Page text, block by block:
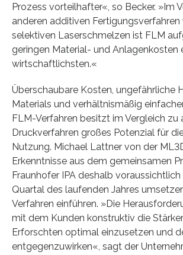
Prozess vorteilhafter«, so Becker. »Im
anderen additiven
selektiven Laserschmelzen ist FLM
geringen Material- und Anlagenkosten
wirtschaftlichsten.«
Überschaubare Kosten, ungefährliche
Materials und verhältnismäßig
FLM-Verfahren besitzt im Vergleich zu
Druckverfahren großes Potenzial für
Nutzung. Michael Lattner von der
Erkenntnisse aus dem gemeinsamen
Fraunhofer IPA deshalb
Quartal des laufenden Jahres
Verfahren einführen. »Die
mit dem Kunden konstruktiv die
Erforschten optimal einzusetzen und
entgegenzuwirken«, sagt der